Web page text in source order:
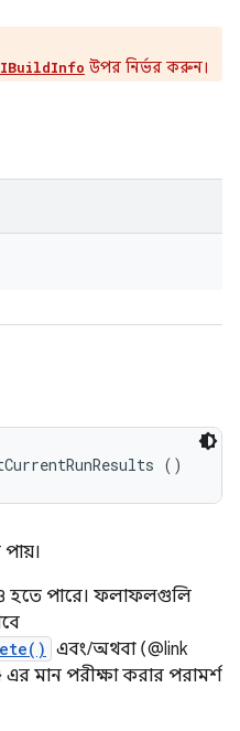
IBuildInfo উপর নির্ভর করুন।
()
হতে পারে। ফলাফলগুলি
এবং/অথবা (@link
মান পরীক্ষা করার পরামর্শ